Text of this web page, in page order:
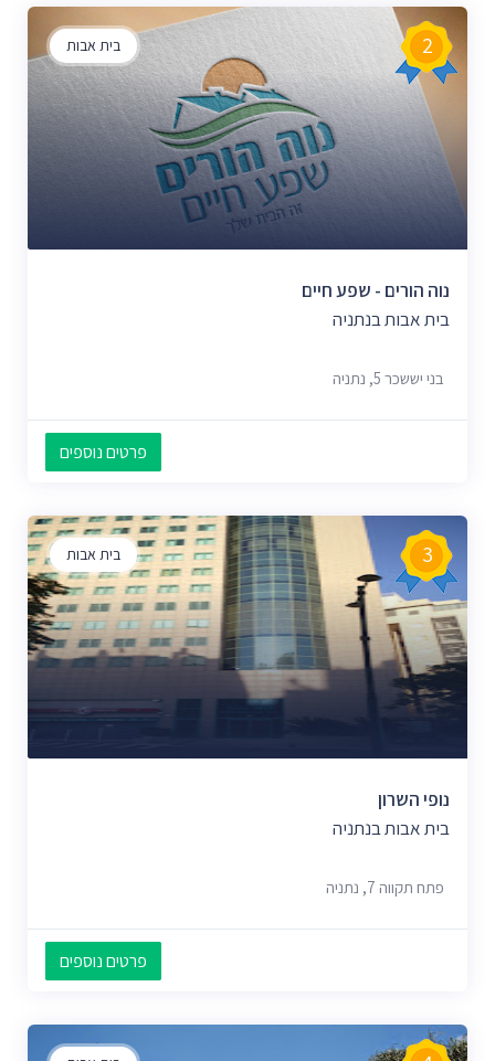
בית אבות 2
נוה הורים - שפע חיים
בית אבות בנתניה
בני יששכר 5, נתניה
פרטים נוספים
בית אבות 3
נופי השרון
בית אבות בנתניה
פתח תקווה 7, נתניה
פרטים נוספים